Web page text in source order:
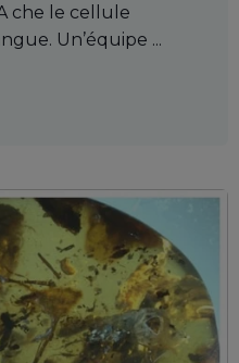
che le cellule
Un’équipe ...